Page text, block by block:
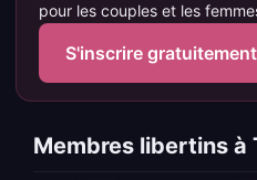
pour les couples et les
S'inscrire gratuitement
Membres libertins à